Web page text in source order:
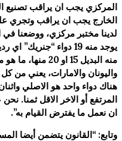
المركزي يجب ان يراقب تصنيع
الخارج يجب ان يراقب وتجري
لدينا مختبر مركزي، ووضعنا في
يوجد منه 19 دواء
منه البديل 15 او
واليونان والامارات، يعني من
هناك دواء واحد هو الاصلي
المرتفع أو الاخر الاقل ثمنا.
ان نعمل ما يفترض القيام به”.
وتابع: “القانون يتضمن أيضا